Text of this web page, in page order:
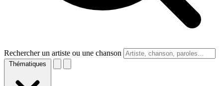
Rechercher un artiste ou une chanson
Thématiques